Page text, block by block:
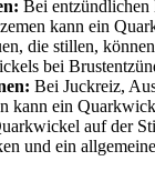
Bei
kann ein
die stillen,
bei
Bei Juckreiz,
kann ein
auf der
und ein